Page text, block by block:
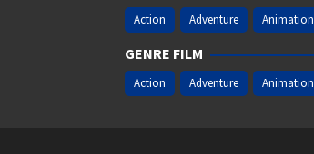
Action Adventure Animation
GENRE FILM
Action Adventure Animation